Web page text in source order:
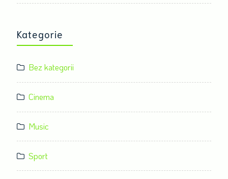
Kategorie
Bez kategorii
Cinema
Music
Sport